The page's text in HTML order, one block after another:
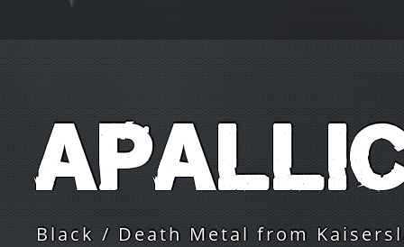
Apallic
Black / Death Metal from